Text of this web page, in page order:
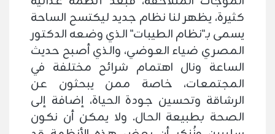
كثيرة، يظهر لنا نظام جديد ليكتسح الساحة
يسمى بـ"نظام الطيبات" الذي وضعه الدكتور
المصري ضياء العوضي، والذي أصبح حديث
الساعة ونال اهتمام شرائح مختلفة في
المجتمعات، خاصة ممن يبحثون عن
الرشاقة وتحسين جودة الحياة، إضافة إلى
الصحة بطبيعة الحال. ولا يمكن أن نكون